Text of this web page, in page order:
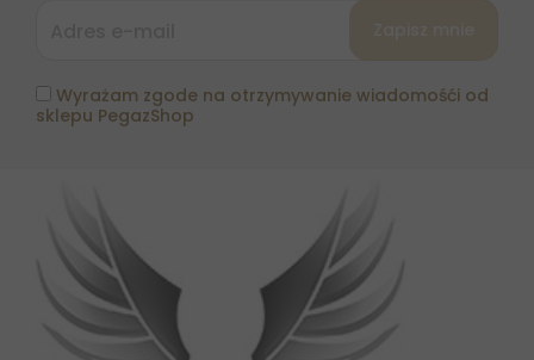
Wyrażam zgode na otrzymywanie wiadomośći od
sklepu PegazShop